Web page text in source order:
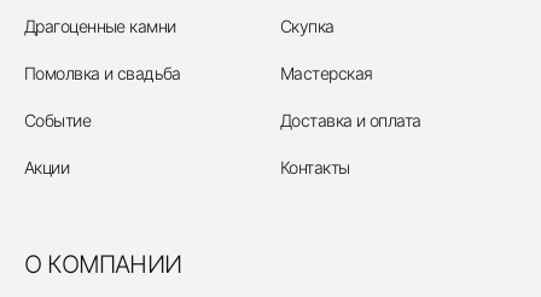
Драгоценные камни
Помолвка и свадьба
Событие
Акции
Скупка
Мастерская
Доставка и оплата
Контакты
О КОМПАНИИ